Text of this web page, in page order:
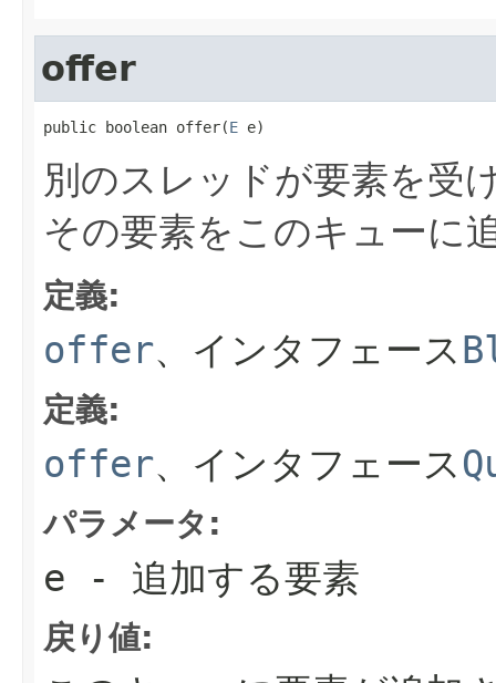
offer
public boolean offer(E e)
別のスレッドが要素を受
その要素をこのキューに
定義:
offer、インタフェース
定義:
offer、インタフェース
パラメータ:
e - 追加する要素
戻り値: